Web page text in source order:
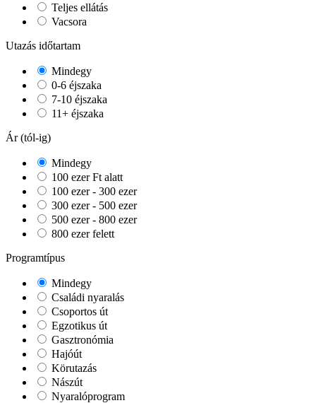
Teljes ellátás
Vacsora
Utazás időtartam
Mindegy
0-6 éjszaka
7-10 éjszaka
11+ éjszaka
Ár (tól-ig)
Mindegy
100 ezer Ft alatt
100 ezer - 300 ezer
300 ezer - 500 ezer
500 ezer - 800 ezer
800 ezer felett
Programtípus
Mindegy
Családi nyaralás
Csoportos út
Egzotikus út
Gasztronómia
Hajóút
Körutazás
Nászút
Nyaralóprogram